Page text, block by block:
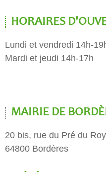
HORAIRES
Lundi et vendredi 14h-
Mardi et jeudi 14h-17h
MAIRIE DE
20 bis, rue du Pré du Roy
64800 Bordères